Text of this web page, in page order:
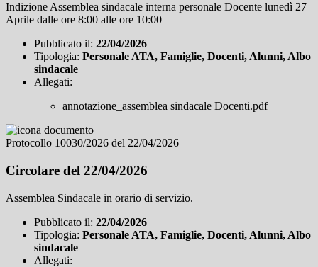
Indizione Assemblea sindacale interna personale Docente lunedì 27
Aprile dalle ore 8:00 alle ore 10:00
Pubblicato il: 22/04/2026
Tipologia: Personale ATA, Famiglie, Docenti, Alunni, Albo
sindacale
Allegati:
annotazione_assemblea sindacale Docenti.pdf
Protocollo 10030/2026 del 22/04/2026
Circolare del 22/04/2026
Assemblea Sindacale in orario di servizio.
Pubblicato il: 22/04/2026
Tipologia: Personale ATA, Famiglie, Docenti, Alunni, Albo
sindacale
Allegati: